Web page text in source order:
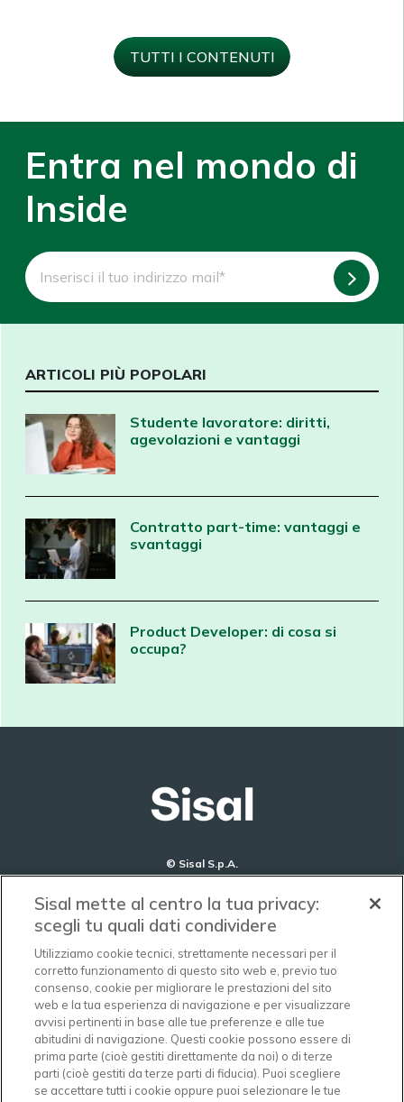
TUTTI I CONTENUTI
Entra nel mondo di
Inside
ARTICOLI PIÙ POPOLARI
Studente lavoratore: diritti,
agevolazioni e vantaggi
Contratto part-time: vantaggi e
svantaggi
Product Developer: di cosa si
occupa?
© Sisal S.p.A.
Codice Fiscale e Partita IVA : 105425630968
Privacy e Data Ethics Cookie Certificazioni
AZIENDA
GOVERNANCE
OFFERTA
SOSTENIBILITÀ
NEWS E MEDIA
Sisal mette al centro la tua privacy:
scegli tu quali dati condividere
Utilizziamo cookie tecnici, strettamente necessari per il
corretto funzionamento di questo sito web e, previo tuo
consenso, cookie per migliorare le prestazioni del sito
web e la tua esperienza di navigazione e per visualizzare
avvisi pertinenti in base alle tue preferenze e alle tue
abitudini di navigazione. Questi cookie possono essere di
prima parte (cioè gestiti direttamente da noi) o di terze
parti (cioè gestiti da terze parti di fiducia). Puoi scegliere
se accettare tutti i cookie oppure puoi selezionare le tue